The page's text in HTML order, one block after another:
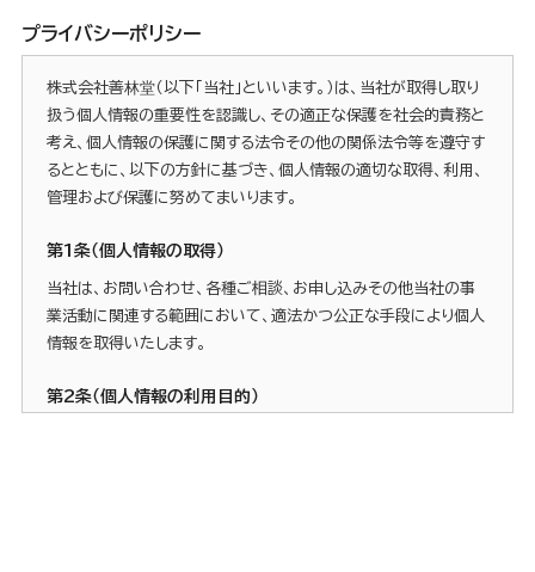
プライバシーポリシー
株式会社善林堂（以下「当社」といいます。）は、当社が取得し取り
扱う個人情報の重要性を認識し、その適正な保護を社会的責務と
考え、個人情報の保護に関する法令その他の関係法令等を遵守す
るとともに、以下の方針に基づき、個人情報の適切な取得、利用、
管理および保護に努めてまいります。
第1条（個人情報の取得）
当社は、お問い合わせ、各種ご相談、お申し込みその他当社の事
業活動に関連する範囲において、適法かつ公正な手段により個人
情報を取得いたします。
第2条（個人情報の利用目的）